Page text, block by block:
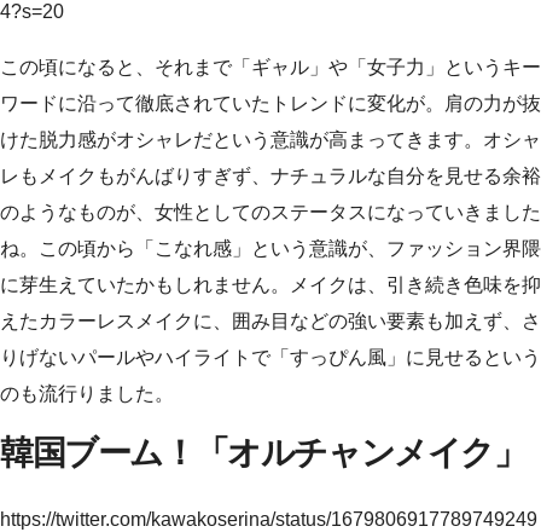
4?s=20
この頃になると、それまで「ギャル」や「女子力」というキー
ワードに沿って徹底されていたトレンドに変化が。肩の力が抜
けた脱力感がオシャレだという意識が高まってきます。オシャ
レもメイクもがんばりすぎず、ナチュラルな自分を見せる余裕
のようなものが、女性としてのステータスになっていきました
ね。この頃から「こなれ感」という意識が、ファッション界隈
に芽生えていたかもしれません。メイクは、引き続き色味を抑
えたカラーレスメイクに、囲み目などの強い要素も加えず、さ
りげないパールやハイライトで「すっぴん風」に見せるという
のも流行りました。
韓国ブーム！「オルチャンメイク」
https://twitter.com/kawakoserina/status/1679806917789749249